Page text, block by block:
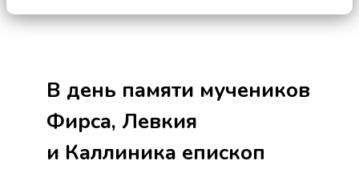
В день памяти мучеников
Фирса, Левкия
и Каллиника епископ